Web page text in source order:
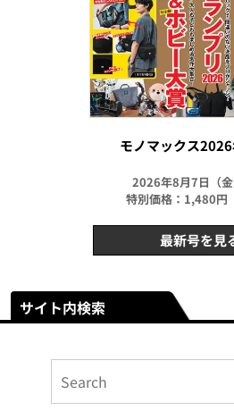
モノマックス
2026年8月7日（
特別価格：1,480円
最新号を見
サイト内検索